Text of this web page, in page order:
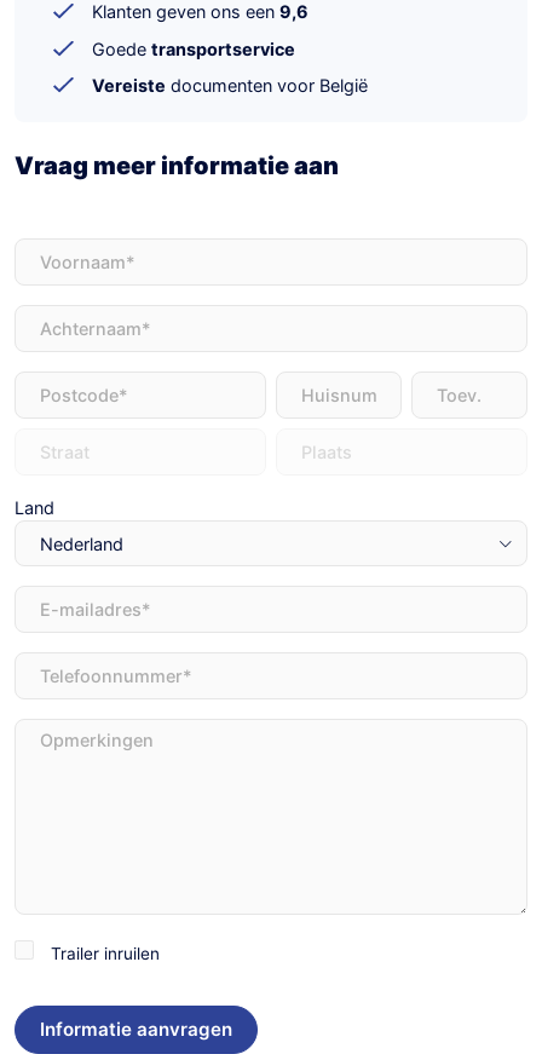
Klanten geven ons een 9,6
Goede transportservice
Vereiste documenten voor België
Vraag meer informatie aan
Voornaam
Achternaam
Adres
Land
E-
mailadres(Vereist)
Telefoon
Opmerkingen
TrailerTrailer inruilen